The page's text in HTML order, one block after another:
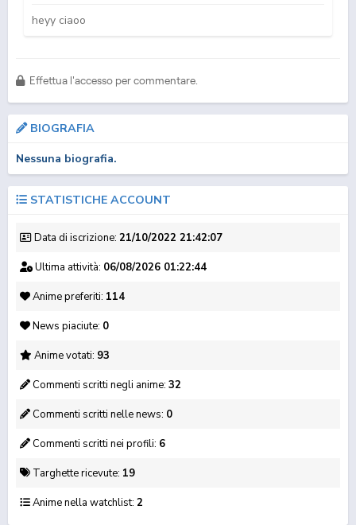
MOVIE
DUB
Culling Ga...
Banana Fish
heyy ciaoo
Effettua l'accesso per commentare.
BIOGRAFIA
Nessuna biografia.
STATISTICHE ACCOUNT
Data di iscrizione: 21/10/2022 21:42:07
Ultima attività: 06/08/2026 01:22:44
Anime preferiti: 114
News piaciute: 0
Anime votati: 93
Commenti scritti negli anime: 32
Commenti scritti nelle news: 0
Commenti scritti nei profili: 6
Targhette ricevute: 19
Anime nella watchlist: 2